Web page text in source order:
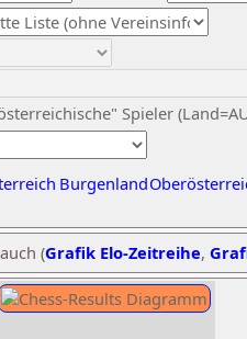
Spieler
Burgenland
(Grafik Elo-Zeitreihe,